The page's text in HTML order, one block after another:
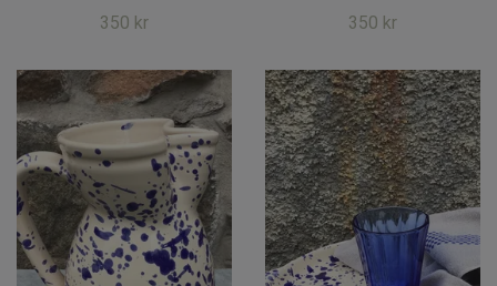
350 kr 350 kr